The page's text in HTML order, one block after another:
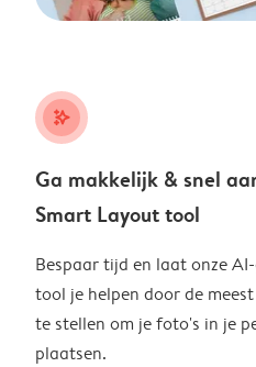
stars_plus
Ga makkelijk & snel
Smart Layout tool
Bespaar tijd en laat onze
tool je helpen door de
te stellen om je foto's in je
plaatsen.